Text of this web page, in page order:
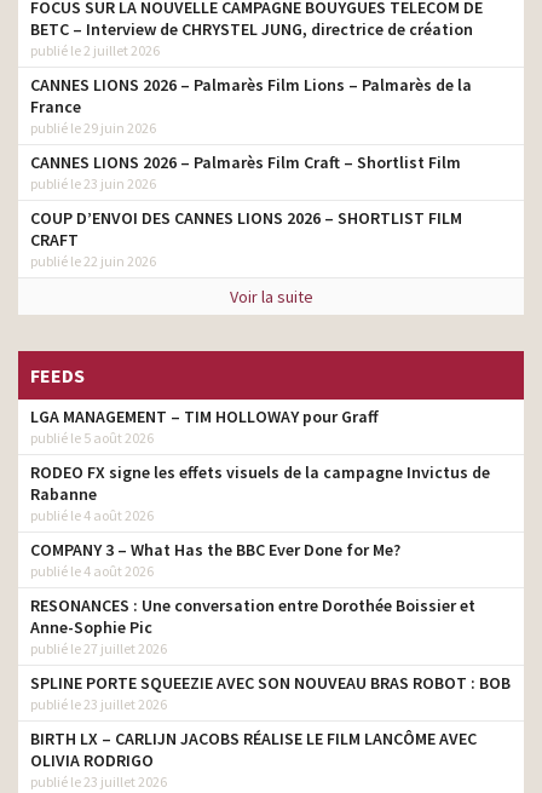
FOCUS SUR LA NOUVELLE CAMPAGNE BOUYGUES TELECOM DE
BETC – Interview de CHRYSTEL JUNG, directrice de création
publié le 2 juillet 2026
CANNES LIONS 2026 – Palmarès Film Lions – Palmarès de la
France
publié le 29 juin 2026
CANNES LIONS 2026 – Palmarès Film Craft – Shortlist Film
publié le 23 juin 2026
COUP D’ENVOI DES CANNES LIONS 2026 – SHORTLIST FILM
CRAFT
publié le 22 juin 2026
Voir la suite
FEEDS
LGA MANAGEMENT – TIM HOLLOWAY pour Graff
publié le 5 août 2026
RODEO FX signe les effets visuels de la campagne Invictus de
Rabanne
publié le 4 août 2026
COMPANY 3 – What Has the BBC Ever Done for Me?
publié le 4 août 2026
RESONANCES : Une conversation entre Dorothée Boissier et
Anne-Sophie Pic
publié le 27 juillet 2026
SPLINE PORTE SQUEEZIE AVEC SON NOUVEAU BRAS ROBOT : BOB
publié le 23 juillet 2026
BIRTH LX – CARLIJN JACOBS RÉALISE LE FILM LANCÔME AVEC
OLIVIA RODRIGO
publié le 23 juillet 2026